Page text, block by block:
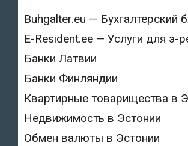
Buhgalter.eu — Бухгалтерский
E-Resident.ee — Услуги для э-
Банки Латвии
Банки Финляндии
Квартирные товарищества в
Недвижимость в Эстонии
Обмен валюты в Эстонии